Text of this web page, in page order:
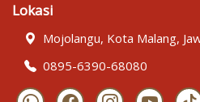
Lokasi
Mojolangu, Kota Malang,
0895-6390-68080